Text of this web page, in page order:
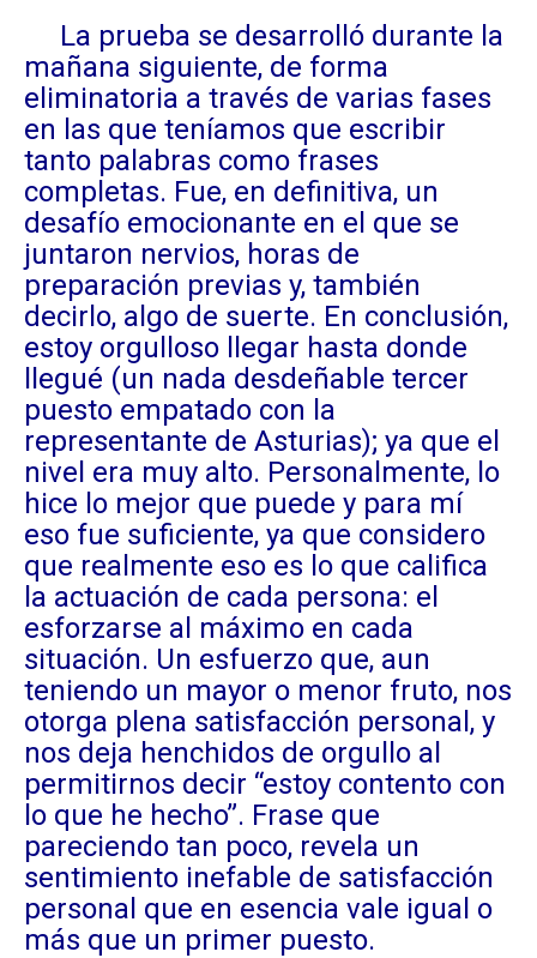
La prueba se desarrolló durante la
mañana siguiente, de forma
eliminatoria a través de varias fases
en las que teníamos que escribir
tanto palabras como frases
completas. Fue, en definitiva, un
desafío emocionante en el que se
juntaron nervios, horas de
preparación previas y, también
decirlo, algo de suerte. En conclusión,
estoy orgulloso llegar hasta donde
llegué (un nada desdeñable tercer
puesto empatado con la
representante de Asturias); ya que el
nivel era muy alto. Personalmente, lo
hice lo mejor que puede y para mí
eso fue suficiente, ya que considero
que realmente eso es lo que califica
la actuación de cada persona: el
esforzarse al máximo en cada
situación. Un esfuerzo que, aun
teniendo un mayor o menor fruto, nos
otorga plena satisfacción personal, y
nos deja henchidos de orgullo al
permitirnos decir “estoy contento con
lo que he hecho”. Frase que
pareciendo tan poco, revela un
sentimiento inefable de satisfacción
personal que en esencia vale igual o
más que un primer puesto.